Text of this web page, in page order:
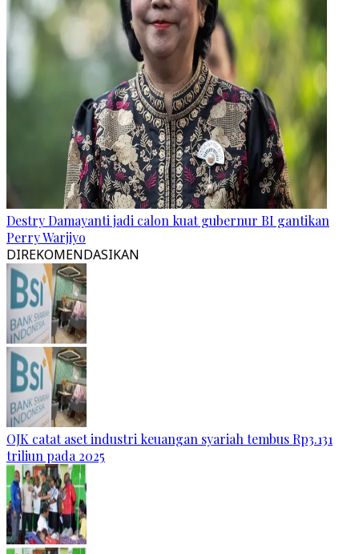
Destry Damayanti jadi calon kuat gubernur BI gantikan
Perry Warjiyo
DIREKOMENDASIKAN
OJK catat aset industri keuangan syariah tembus Rp3.131
triliun pada 2025